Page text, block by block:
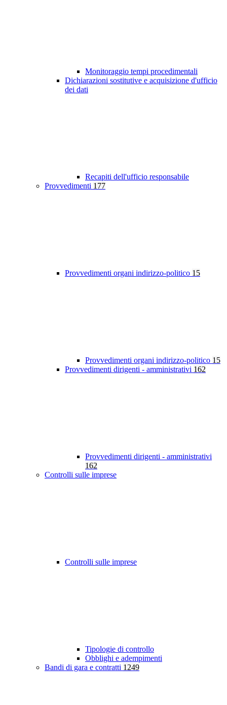
Monitoraggio tempi procedimentali
Dichiarazioni sostitutive e acquisizione d'ufficio
dei dati
Recapiti dell'ufficio responsabile
Provvedimenti 177
Provvedimenti organi indirizzo-politico 15
Provvedimenti organi indirizzo-politico 15
Provvedimenti dirigenti - amministrativi 162
Provvedimenti dirigenti - amministrativi
162
Controlli sulle imprese
Controlli sulle imprese
Tipologie di controllo
Obblighi e adempimenti
Bandi di gara e contratti 1249